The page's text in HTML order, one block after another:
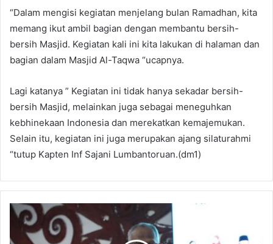
“Dalam mengisi kegiatan menjelang bulan Ramadhan, kita
memang ikut ambil bagian dengan membantu bersih-
bersih Masjid. Kegiatan kali ini kita lakukan di halaman dan
bagian dalam Masjid Al-Taqwa “ucapnya.
Lagi katanya ” Kegiatan ini tidak hanya sekadar bersih-
bersih Masjid, melainkan juga sebagai meneguhkan
kebhinekaan Indonesia dan merekatkan kemajemukan.
Selain itu, kegiatan ini juga merupakan ajang silaturahmi
“tutup Kapten Inf Sajani Lumbantoruan.(dm1)